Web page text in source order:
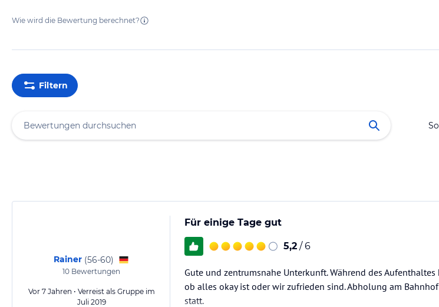
Wie wird die Bewertung berechnet?
Filtern
Rainer (56-60)
10 Bewertungen
Vor 7 Jahren • Verreist als Gruppe im
Juli 2019
Für einige Tage gut
5,2 / 6
Gute und zentrumsnahe Unterkunft. Während des
ob alles okay ist oder wir zufrieden sind. Abholung am
statt.